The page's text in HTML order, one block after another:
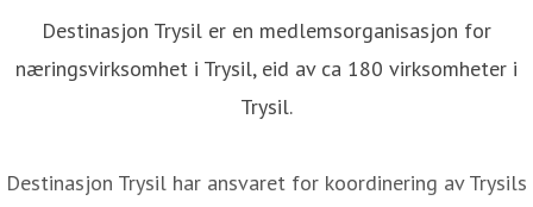
Destinasjon Trysil er en medlemsorganisasjon for
næringsvirksomhet i Trysil, eid av ca 180 virksomheter i
Trysil.
Destinasjon Trysil har ansvaret for koordinering av Trysils